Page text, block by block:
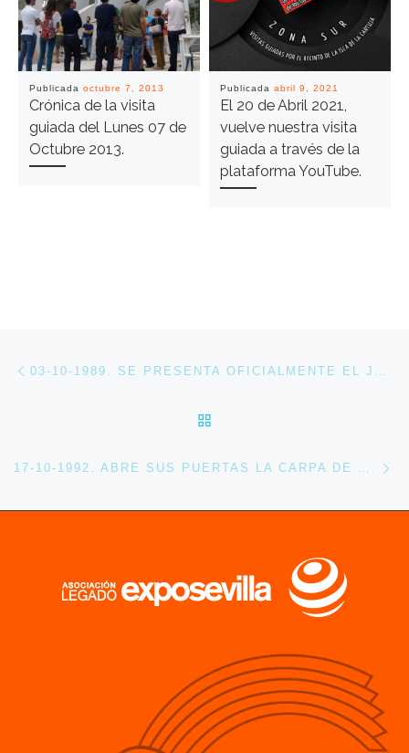
Publicada octubre 7, 2013
Crónica de la visita
guiada del Lunes 07 de
Octubre 2013.
Publicada abril 9, 2021
El 20 de Abril 2021,
vuelve nuestra visita
guiada a través de la
plataforma YouTube.
Navegación de entradas
17-10-1992. ABRE SUS PUERTAS LA CARPA DE VENTA DE PRODUCTOS DE EXPO 92 EN EXPOCASIÓN